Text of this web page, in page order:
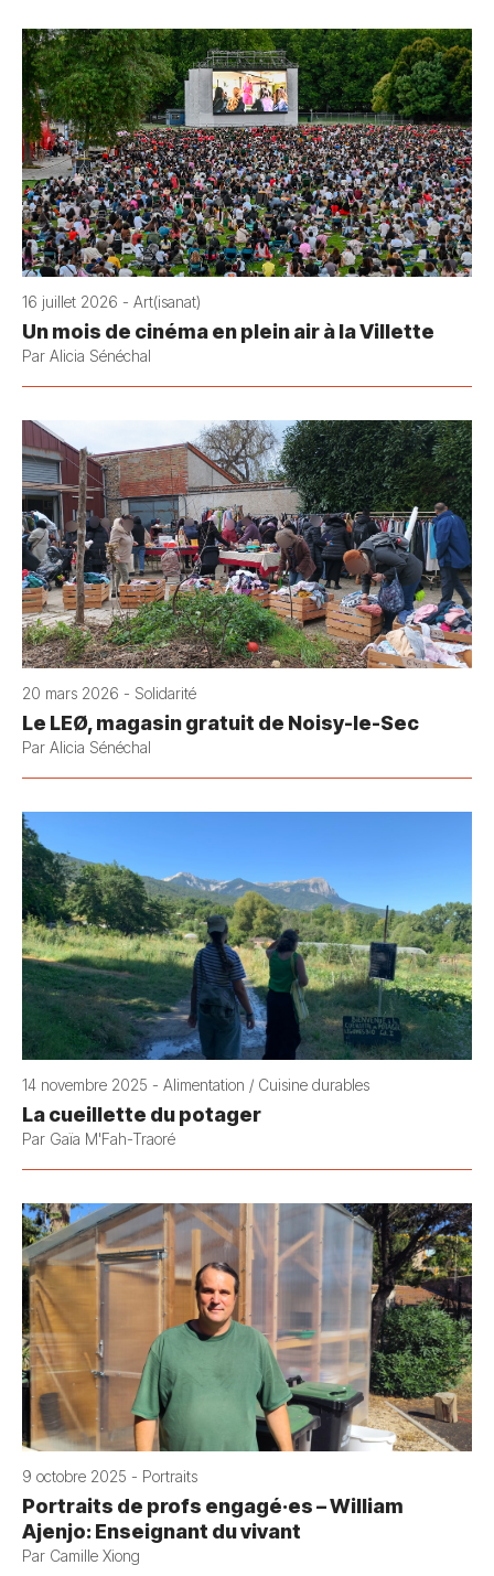
16 juillet 2026 - Art(isanat)
Un mois de cinéma en plein air à la Villette
Par Alicia Sénéchal
20 mars 2026 - Solidarité
Le LEØ, magasin gratuit de Noisy-le-Sec
Par Alicia Sénéchal
14 novembre 2025 - Alimentation / Cuisine durables
La cueillette du potager
Par Gaïa M'Fah-Traoré
9 octobre 2025 - Portraits
Portraits de profs engagé·es – William
Ajenjo: Enseignant du vivant
Par Camille Xiong